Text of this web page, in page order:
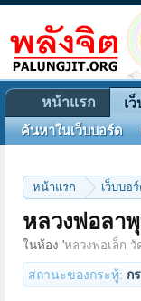
หน้าแรก เว็บบอ
หลวงพ่อลา
ในห้อง 'หลวงพ่อเล็ก
สถานะของกระทู้: ก
หน้าแรก เ
ค้นหาในเว็บบอร์ด